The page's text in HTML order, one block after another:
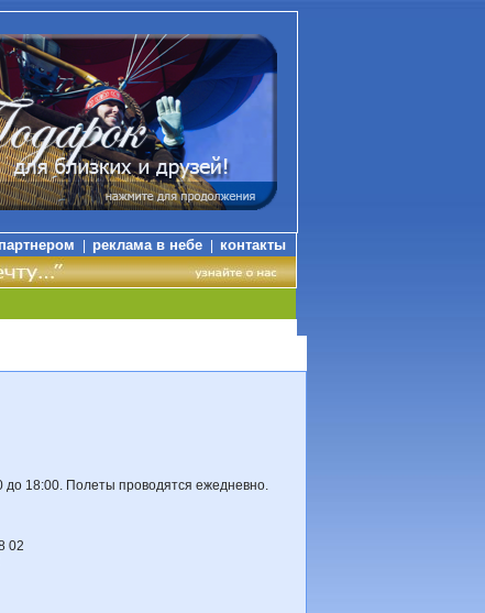
реклама в небе контакты
до 18:00. Полеты проводятся ежедневно.
02